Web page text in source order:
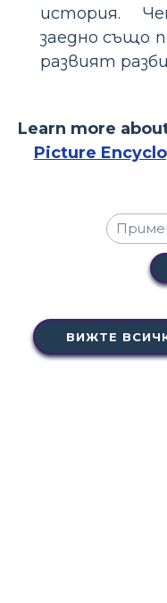
история.
заедно също
развият
Learn more
Picture
ВИЖТЕ